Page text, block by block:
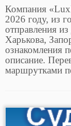
Компания
2026 году, из
отправления
Харькова,
ознакомления
описание.
маршрутками